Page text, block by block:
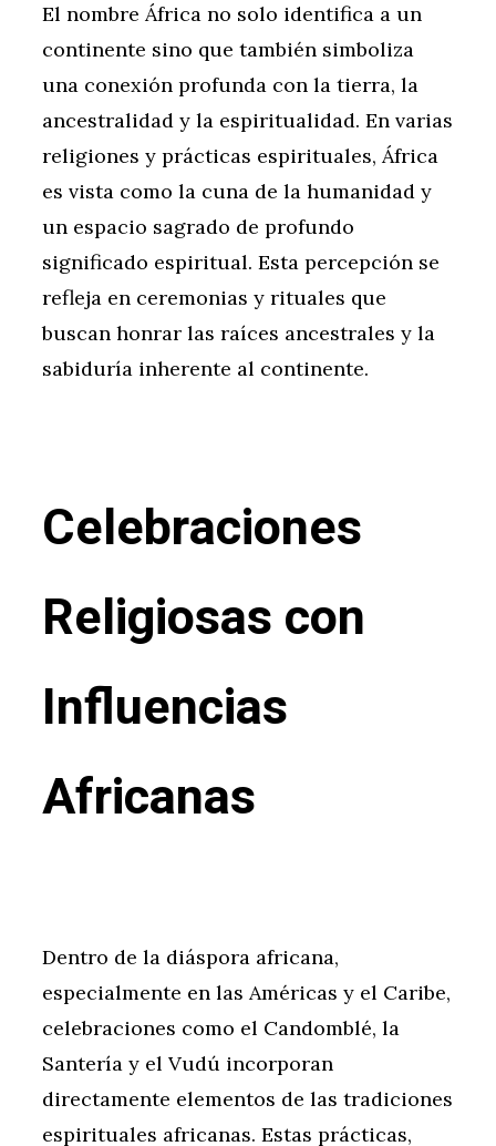
El nombre África no solo identifica a un
continente sino que también simboliza
una conexión profunda con la tierra, la
ancestralidad y la espiritualidad. En varias
religiones y prácticas espirituales, África
es vista como la cuna de la humanidad y
un espacio sagrado de profundo
significado espiritual. Esta percepción se
refleja en ceremonias y rituales que
buscan honrar las raíces ancestrales y la
sabiduría inherente al continente.
Celebraciones
Religiosas con
Influencias
Africanas
Dentro de la diáspora africana,
especialmente en las Américas y el Caribe,
celebraciones como el Candomblé, la
Santería y el Vudú incorporan
directamente elementos de las tradiciones
espirituales africanas. Estas prácticas,